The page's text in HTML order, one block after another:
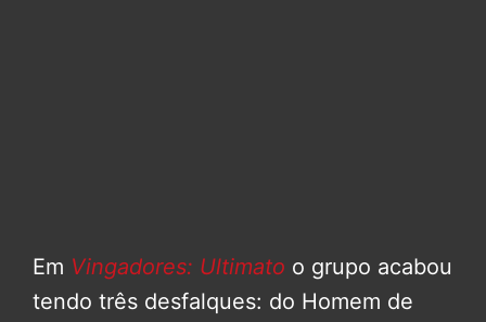
Em Vingadores: Ultimato o grupo acabou
tendo três desfalques: do Homem de